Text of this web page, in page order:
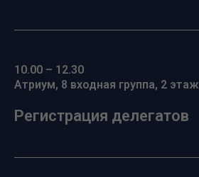
10.00 – 12.30
Атриум, 8 входная группа, 2 этаж
Регистрация делегатов